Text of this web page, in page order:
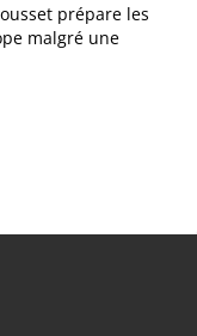
prépare les
malgré une